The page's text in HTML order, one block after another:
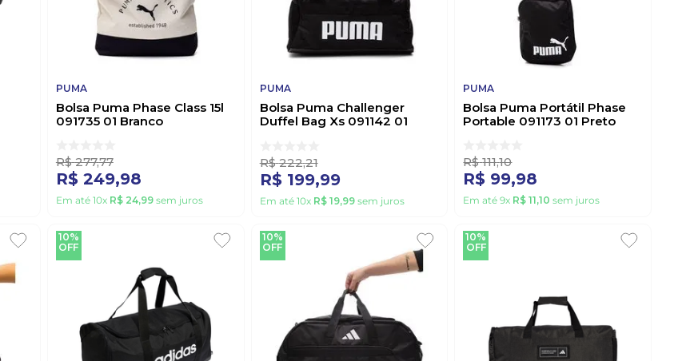
PUMA
Bolsa Puma Phase Class 15l
091735 01 Branco
R$ 277,77
R$ 249,98
Em até 10x R$ 24,99sem juros
PUMA
Bolsa Puma Challenger
Duffel Bag Xs 091142 01
R$ 222,21
R$ 199,99
Em até 10x R$ 19,99sem juros
PUMA
Bolsa Puma Portátil Phase
Portable 091173 01 Preto
R$ 111,10
R$ 99,98
Em até9x R$ 11,10 sem juros
10%
OFF
10%
OFF
10%
OFF